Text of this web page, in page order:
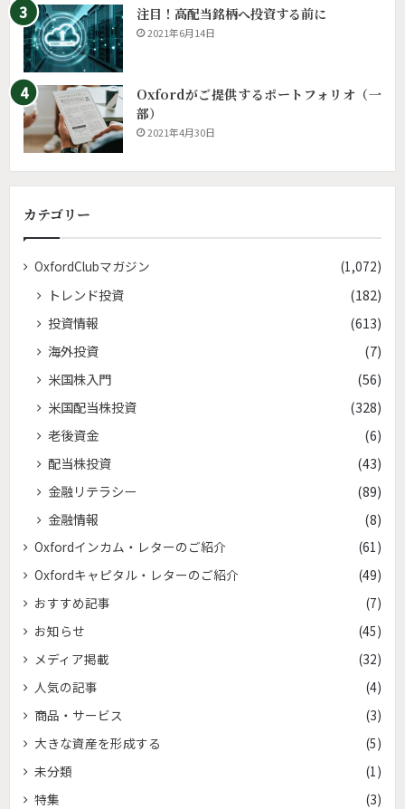
注目！高配当銘柄へ投資する前に
2021年6月14日
Oxfordがご提供するポートフォリオ（一
部）
2021年4月30日
カテゴリー
OxfordClubマガジン (1,072)
トレンド投資
(182)
投資情報
(613)
海外投資
(7)
米国株入門
(56)
米国配当株投資
(328)
老後資金
(6)
配当株投資
(43)
金融リテラシー
(89)
金融情報
(8)
Oxfordインカム・レターのご紹介
(61)
Oxfordキャピタル・レターのご紹介
(49)
おすすめ記事
(7)
お知らせ
(45)
メディア掲載
(32)
人気の記事
(4)
商品・サービス
(3)
大きな資産を形成する
(5)
未分類
(1)
特集
(3)